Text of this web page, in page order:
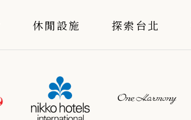
休閒設施 探索台北